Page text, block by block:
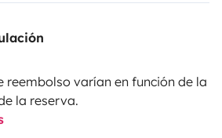
reembolso varían en función de la
la reserva.